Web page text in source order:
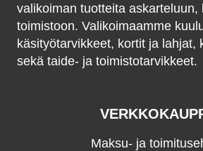
valikoiman tuotteita askarteluun,
toimistoon. Valikoimaamme
käsityötarvikkeet, kortit ja lahjat,
sekä taide- ja toimistotarvikkeet.
Maksu- ja